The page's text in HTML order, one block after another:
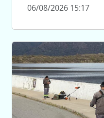
06/08/2026 15:17